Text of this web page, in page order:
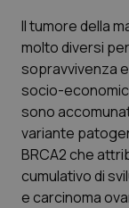
Basilicata
Calabria
Campania
Emilia-
Artrite &
Asma &
Car-T
QS Club
Il tumore della
molto diversi
sopravvivenza
socio-
sono
variante
BRCA2 che
cumulativo di
e carcinoma